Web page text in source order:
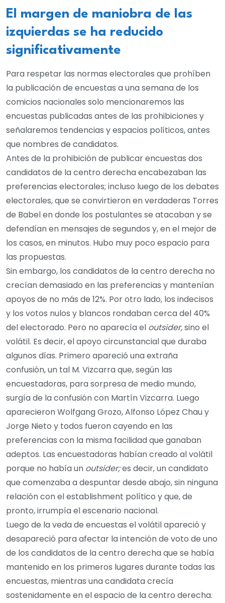
El margen de maniobra de las
izquierdas se ha reducido
significativamente
Para respetar las normas electorales que prohíben
la publicación de encuestas a una semana de los
comicios nacionales solo mencionaremos las
encuestas publicadas antes de las prohibiciones y
señalaremos tendencias y espacios políticos, antes
que nombres de candidatos.
Antes de la prohibición de publicar encuestas dos
candidatos de la centro derecha encabezaban las
preferencias electorales; incluso luego de los debates
electorales, que se convirtieron en verdaderas Torres
de Babel en donde los postulantes se atacaban y se
defendían en mensajes de segundos y, en el mejor de
los casos, en minutos. Hubo muy poco espacio para
las propuestas.
Sin embargo, los candidatos de la centro derecha no
crecían demasiado en las preferencias y mantenían
apoyos de no más de 12%. Por otro lado, los indecisos
y los votos nulos y blancos rondaban cerca del 40%
del electorado. Pero no aparecía el outsider,sino el
volátil. Es decir, el apoyo circunstancial que duraba
algunos días. Primero apareció una extraña
confusión, un tal M. Vizcarra que, según las
encuestadoras, para sorpresa de medio mundo,
surgía de la confusión con Martín Vizcarra. Luego
aparecieron Wolfgang Grozo, Alfonso López Chau y
Jorge Nieto y todos fueron cayendo en las
preferencias con la misma facilidad que ganaban
adeptos. Las encuestadoras habían creado al volátil
porque no había un outsider;es decir, un candidato
que comenzaba a despuntar desde abajo, sin ninguna
relación con el establishment político y que, de
pronto, irrumpía el escenario nacional.
Luego de la veda de encuestas el volátil apareció y
desapareció para afectar la intención de voto de uno
de los candidatos de la centro derecha que se había
mantenido en los primeros lugares durante todas las
encuestas, mientras una candidata crecía
sostenidamente en el espacio de la centro derecha.